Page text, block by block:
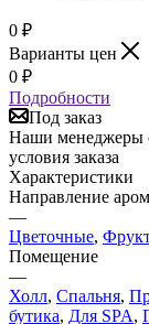
0 ₽
Варианты цен
0 ₽
Подробности
Под заказ
Наши менеджеры
условия заказа
Характеристики
Направление
—
Цветочные,
Помещение
—
Холл, Спальня,
бутика, Для SPA,